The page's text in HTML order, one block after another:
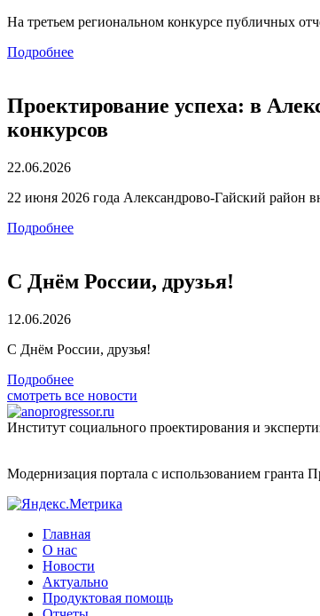
На третьем региональном конкурсе публичных
Подробнее
Проектирование успеха: в
конкурсов
22.06.2026
22 июня 2026 года Александрово-Гайский район
Подробнее
С Днём России, друзья!
12.06.2026
С Днём России, друзья!
Подробнее
смотреть все новости
Институт социального проектирования и
Модернизация портала с использованием гранта
Главная
О нас
Новости
Актуально
Продуктовая помощь